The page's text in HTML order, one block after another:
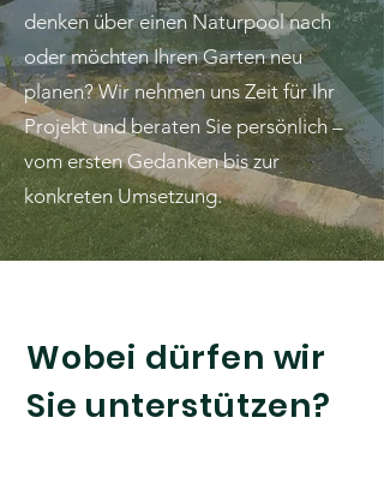
denken über einen Naturpool nach
oder möchten Ihren Garten neu
planen? Wir nehmen uns Zeit für Ihr
Projekt und beraten Sie persönlich –
vom ersten Gedanken bis zur
konkreten Umsetzung.
Wobei dürfen wir
Sie unterstützen?